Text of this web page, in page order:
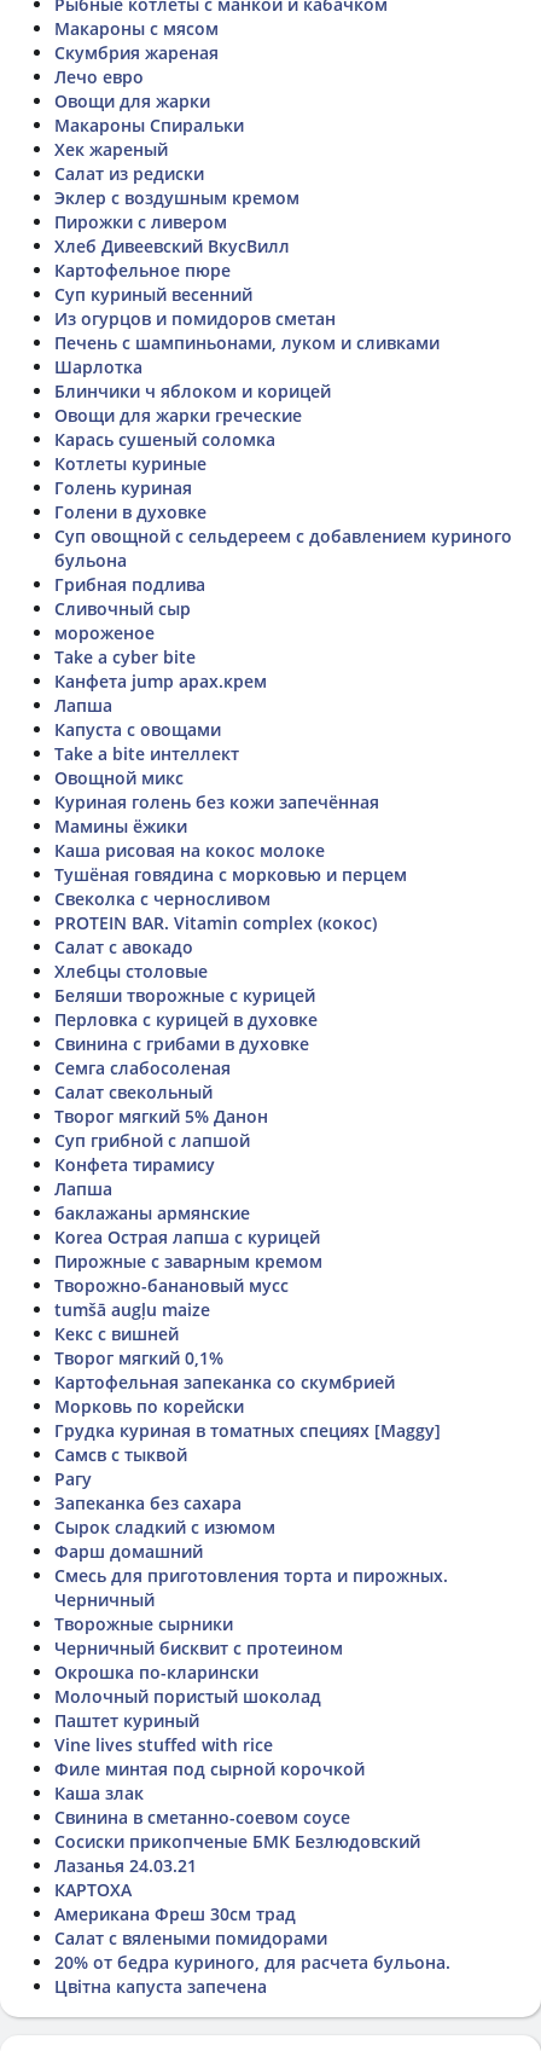
Макароны с мясом
Скумбрия жареная
Лечо евро
Овощи для жарки
Макароны Спиральки
Хек жареный
Салат из редиски
Эклер с воздушным кремом
Пирожки с ливером
Хлеб Дивеевский ВкусВилл
Картофельное пюре
Суп куриный весенний
Из огурцов и помидоров сметан
Печень с шампиньонами, луком и сливками
Шарлотка
Блинчики ч яблоком и корицей
Овощи для жарки греческие
Карась сушеный соломка
Котлеты куриные
Голень куриная
Голени в духовке
Суп овощной с сельдереем с добавлением куриного
бульона
Грибная подлива
Сливочный сыр
мороженое
Take a cyber bite
Канфета jump арах.крем
Лапша
Капуста с овощами
Take a bite интеллект
Овощной микс
Куриная голень без кожи запечённая
Мамины ёжики
Каша рисовая на кокос молоке
Тушёная говядина с морковью и перцем
Свеколка с черносливом
PROTEIN BAR. Vitamin complex (кокос)
Салат с авокадо
Хлебцы столовые
Беляши творожные с курицей
Перловка с курицей в духовке
Свинина с грибами в духовке
Семга слабосоленая
Салат свекольный
Творог мягкий 5% Данон
Суп грибной с лапшой
Конфета тирамису
Лапша
баклажаны армянские
Korea Острая лапша с курицей
Пирожные с заварным кремом
Творожно-банановый мусс
tumšā augļu maize
Кекс с вишней
Творог мягкий 0,1%
Картофельная запеканка со скумбрией
Морковь по корейски
Грудка куриная в томатных специях [Maggy]
Самсв с тыквой
Рагу
Запеканка без сахара
Сырок сладкий с изюмом
Фарш домашний
Смесь для приготовления торта и пирожных.
Черничный
Творожные сырники
Черничный бисквит с протеином
Окрошка по-кларински
Молочный пористый шоколад
Паштет куриный
Vine lives stuffed with rice
Филе минтая под сырной корочкой
Каша злак
Свинина в сметанно-соевом соусе
Сосиски прикопченые БМК Безлюдовский
Лазанья 24.03.21
КАРТОХА
Американа Фреш 30см трад
Салат с вялеными помидорами
20% от бедра куриного, для расчета бульона.
Цвітна капуста запечена